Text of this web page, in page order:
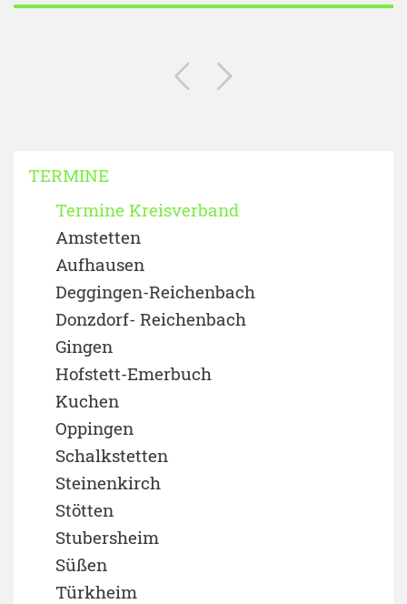
TERMINE
Termine Kreisverband
Amstetten
Aufhausen
Deggingen-Reichenbach
Donzdorf- Reichenbach
Gingen
Hofstett-Emerbuch
Kuchen
Oppingen
Schalkstetten
Steinenkirch
Stötten
Stubersheim
Süßen
Türkheim